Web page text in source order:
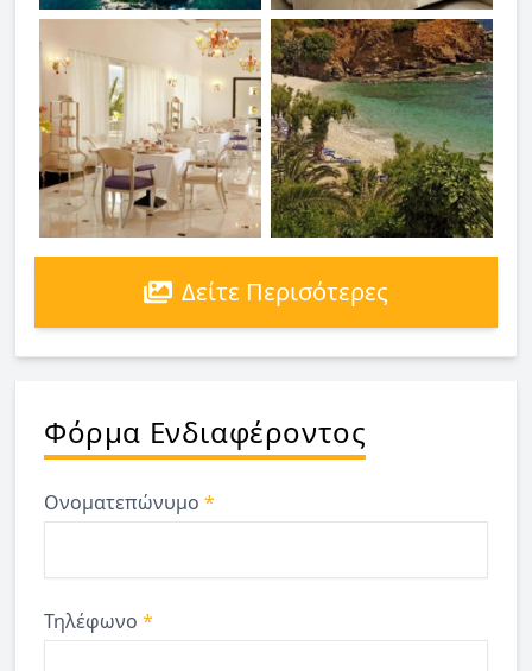
Δείτε Περισότερες
Φόρμα Ενδιαφέροντος
Ονοματεπώνυμο *
Τηλέφωνο *